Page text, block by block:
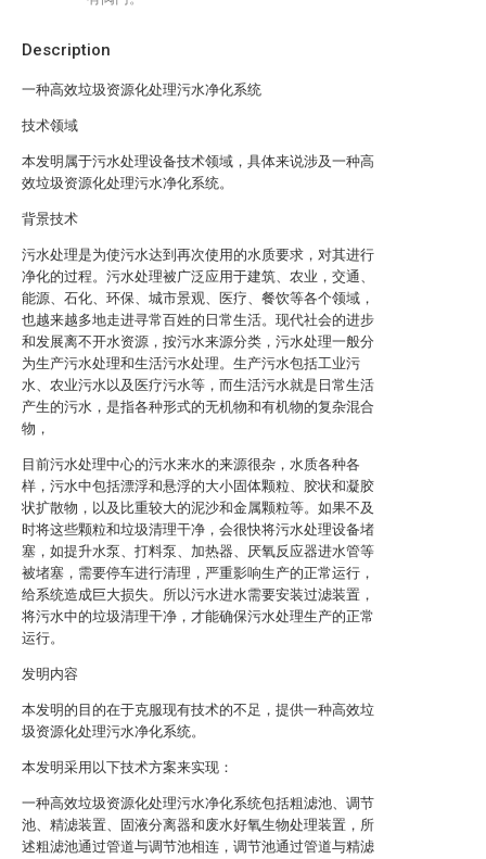
Description
一种高效垃圾资源化处理污水净化系统
技术领域
本发明属于污水处理设备技术领域，具体来说涉及一种高
效垃圾资源化处理污水净化系统。
背景技术
污水处理是为使污水达到再次使用的水质要求，对其进行
净化的过程。污水处理被广泛应用于建筑、农业，交通、
能源、石化、环保、城市景观、医疗、餐饮等各个领域，
也越来越多地走进寻常百姓的日常生活。现代社会的进步
和发展离不开水资源，按污水来源分类，污水处理一般分
为生产污水处理和生活污水处理。生产污水包括工业污
水、农业污水以及医疗污水等，而生活污水就是日常生活
产生的污水，是指各种形式的无机物和有机物的复杂混合
物，
目前污水处理中心的污水来水的来源很杂，水质各种各
样，污水中包括漂浮和悬浮的大小固体颗粒、胶状和凝胶
状扩散物，以及比重较大的泥沙和金属颗粒等。如果不及
时将这些颗粒和垃圾清理干净，会很快将污水处理设备堵
塞，如提升水泵、打料泵、加热器、厌氧反应器进水管等
被堵塞，需要停车进行清理，严重影响生产的正常运行，
给系统造成巨大损失。所以污水进水需要安装过滤装置，
将污水中的垃圾清理干净，才能确保污水处理生产的正常
运行。
发明内容
本发明的目的在于克服现有技术的不足，提供一种高效垃
圾资源化处理污水净化系统。
本发明采用以下技术方案来实现：
一种高效垃圾资源化处理污水净化系统包括粗滤池、调节
池、精滤装置、固液分离器和废水好氧生物处理装置，所
述粗滤池通过管道与调节池相连，调节池通过管道与精滤